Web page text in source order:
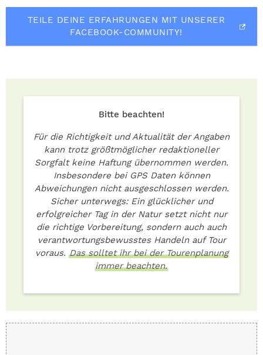
TEILE DEINE ERFAHRUNGEN MIT UNSERER
FACEBOOK-COMMUNITY!
Bitte beachten!
Für die Richtigkeit und Aktualität der Angaben
kann trotz größtmöglicher redaktioneller
Sorgfalt keine Haftung übernommen werden.
Insbesondere bei GPS Daten können
Abweichungen nicht ausgeschlossen werden.
Sicher unterwegs: Ein glücklicher und
erfolgreicher Tag in der Natur setzt nicht nur
die richtige Vorbereitung, sondern auch auch
verantwortungsbewusstes Handeln auf Tour
voraus. Das solltet ihr bei der Tourenplanung
immer beachten.